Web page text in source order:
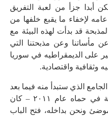
أبدا جزأ من لعبة التفريق
لإخفاء ما يقبع خلفها من
قد بدأت لهذه البيئة مع
مأساتنا وعن مذبحتنا التي
على الديمقراطيه في سوريا
الذي ستبدأ منه فيما بعد
التظاهرة الاولى المطالبة بالحرية في حماه عام ٢٠١١ – كان
ونحن بداخله، فتح الباب